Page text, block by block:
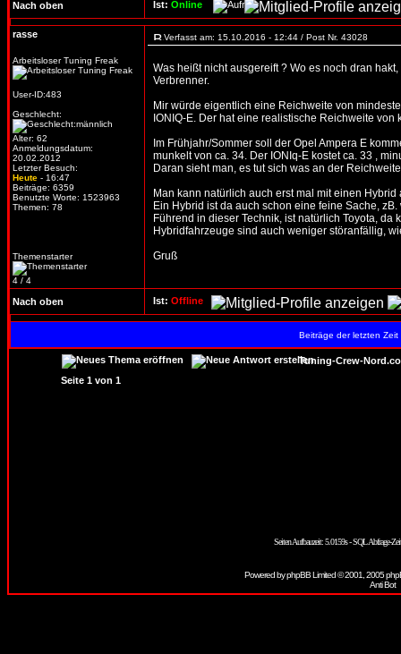
Nach oben Ist: Online
rasse
Arbeitsloser Tuning Freak
User-ID:483
Geschlecht:
Alter: 62
Anmeldungsdatum:
20.02.2012
Letzter Besuch:
Heute - 16:47
Beiträge: 6359
Benutzte Worte: 1523963
Themen: 78
Themenstarter
4 / 4
Verfasst am: 15.10.2016 - 12:44 / Post Nr. 43028
Was heißt nicht ausgereift ? Wo es noch dran
Verbrenner.
Mir würde eigentlich eine Reichweite von
IONIQ-E. Der hat eine realistische Reichweite
Im Frühjahr/Sommer soll der Opel Ampera E
munkelt von ca. 34. Der IONIq-E kostet ca. 33 ,
Daran sieht man, es tut sich was an der
Man kann natürlich auch erst mal mit einen Hybrid
Ein Hybrid ist da auch schon eine feine Sache,
Führend in dieser Technik, ist natürlich Toyota,
Hybridfahrzeuge sind auch weniger störanfällig,
Gruß
Nach oben Ist: Offline
Beiträge der letzten
Tuning-Crew-
Seite 1von 1
Seiten Aufbauzeit: 5.0159s - SQL Abfrage-
Powered byphpBBLimited © 2001, 2005